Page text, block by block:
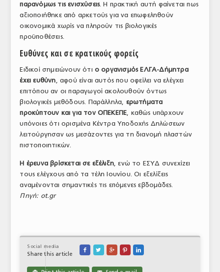
παρανόμως τις ενισχύσεις. Η πρακτική αυτή φαίνεται πως
αξιοποιήθηκε από αρκετούς για να επωφεληθούν
οικονομικά χωρίς να πληρούν τις βιολογικές
προϋποθέσεις.
Ευθύνες και σε κρατικούς φορείς
Ειδικοί σημειώνουν ότι ο οργανισμός ΕΛΓΑ-Δήμητρα
έχει ευθύνη, αφού είναι αυτός που οφείλει να ελέγχει
επιτόπου αν οι παραγωγοί ακολουθούν όντως
βιολογικές μεθόδους. Παράλληλα, ερωτήματα
προκύπτουν και για τον ΟΠΕΚΕΠΕ, καθώς υπάρχουν
υπόνοιες ότι ορισμένα Κέντρα Υποδοχής Δηλώσεων
λειτούργησαν ως μεσάζοντες για τη διανομή πλαστών
πιστοποιητικών.
Η έρευνα βρίσκεται σε εξέλιξη, ενώ το ΕΣΥΔ συνεχίζει
τους ελέγχους από τα τέλη Ιουνίου. Οι εξελίξεις
αναμένονται σημαντικές τις επόμενες εβδομάδες.
Πηγή: ot.gr
Social media
Share this article
    